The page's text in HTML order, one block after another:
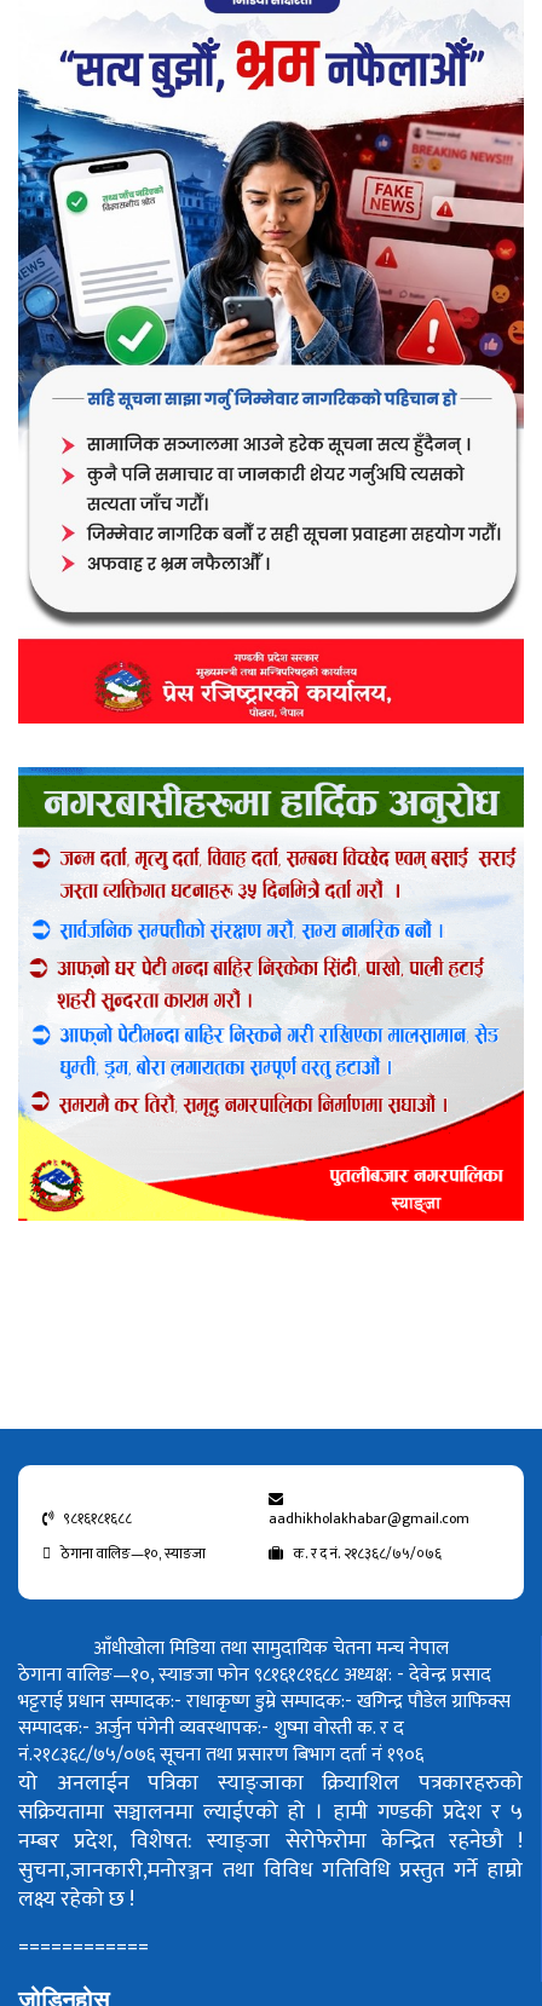
९८१६१८१६८८
aadhikholakhabar@gmail.com
ठेगाना वालिङ—१०, स्याङजा
क. र द नं. २१८३६८/७५/०७६
आँधीखोला मिडिया तथा सामुदायिक चेतना मन्च नेपाल
ठेगाना वालिङ—१०, स्याङजा फोन ९८१६१८१६८८अध्यक्ष: - देवेन्द्र प्रसाद
भट्टराईप्रधान सम्पादक:- राधाकृष्ण डुम्रेसम्पादक:- खगिन्द्र पौडेलग्राफिक्स
सम्पादक:- अर्जुन पंगेनीव्यवस्थापक:- शुष्मा वोस्तीक. र द
नं.२१८३६८/७५/०७६सूचना तथा प्रसारण बिभाग दर्ता नं १९०६
यो अनलाईन पत्रिका स्याङ्जाका क्रियाशिल पत्रकारहरुको
सक्रियतामा सञ्चालनमा ल्याईएको हो । हामी गण्डकी प्रदेश र ५
नम्बर प्रदेश, विशेषत: स्याङ्जा सेरोफेरोमा केन्द्रित रहनेछौ !
सुचना,जानकारी,मनोरञ्जन तथा विविध गतिविधि प्रस्तुत गर्ने हाम्रो
लक्ष्य रहेको छ !
============
जोडिनुहोस